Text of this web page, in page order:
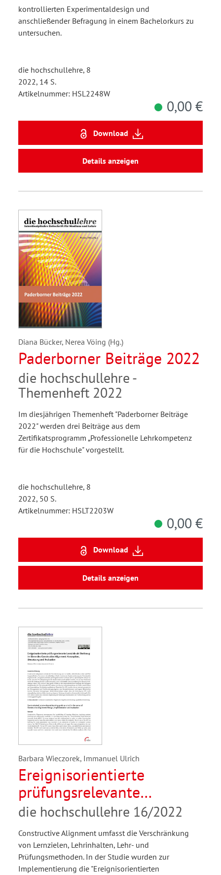
kontrollierten Experimentaldesign und
anschließender Befragung in einem Bachelorkurs zu
untersuchen.
die hochschullehre, 8
2022, 14 S.
Artikelnummer: HSL2248W
0,00 €
Download
Details anzeigen
Diana Bücker, Nerea Vöing (Hg.)
Paderborner Beiträge 2022
die hochschullehre -
Themenheft 2022
Im diesjährigen Themenheft "Paderborner Beiträge
2022" werden drei Beiträge aus dem
Zertifikatsprogramm „Professionelle Lehrkompetenz
für die Hochschule" vorgestellt.
die hochschullehre, 8
2022, 50 S.
Artikelnummer: HSLT2203W
0,00 €
Download
Details anzeigen
Barbara Wieczorek, Immanuel Ulrich
Ereignisorientierte
prüfungsrelevante
Lernziele als Werkzeug im
Sinne des Constructive
Alignment
die hochschullehre 16/2022
Constructive Alignment umfasst die Verschränkung
von Lernzielen, Lehrinhalten, Lehr- und
Prüfungsmethoden. In der Studie wurden zur
Implementierung die "Ereignisorientierten